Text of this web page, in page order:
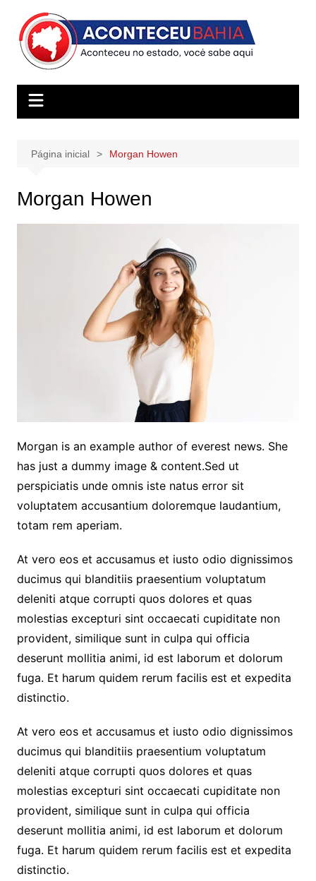
para
conteúdo
Página inicial Morgan Howen
Morgan Howen
Morgan is an example author of everest news. She
has just a dummy image & content.Sed ut
perspiciatis unde omnis iste natus error sit
voluptatem accusantium doloremque laudantium,
totam rem aperiam.
At vero eos et accusamus et iusto odio dignissimos
ducimus qui blanditiis praesentium voluptatum
deleniti atque corrupti quos dolores et quas
molestias excepturi sint occaecati cupiditate non
provident, similique sunt in culpa qui officia
deserunt mollitia animi, id est laborum et dolorum
fuga. Et harum quidem rerum facilis est et expedita
distinctio.
At vero eos et accusamus et iusto odio dignissimos
ducimus qui blanditiis praesentium voluptatum
deleniti atque corrupti quos dolores et quas
molestias excepturi sint occaecati cupiditate non
provident, similique sunt in culpa qui officia
deserunt mollitia animi, id est laborum et dolorum
fuga. Et harum quidem rerum facilis est et expedita
distinctio.